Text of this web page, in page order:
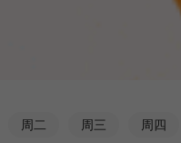
周 二 周三 周 四